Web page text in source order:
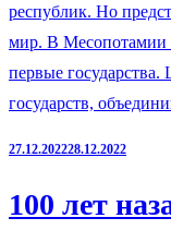
республик. Но
мир. В Месопотамии
первые
государств,
27.12.202228.12.2022
100 лет